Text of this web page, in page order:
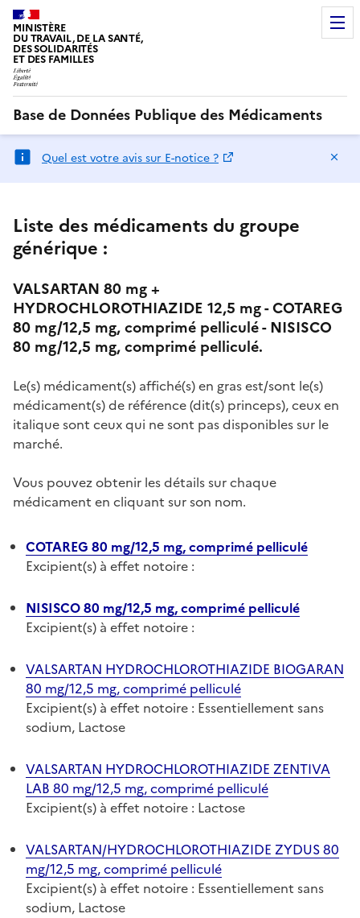
MINISTÈRE
DU TRAVAIL, DE LA SANTÉ,
DES SOLIDARITÉS
ET DES FAMILLES
Base de Données Publique des Médicaments
Quel est votre avis sur E-notice ?
Liste des médicaments du groupe
générique :
VALSARTAN 80 mg +
HYDROCHLOROTHIAZIDE 12,5 mg - COTAREG
80 mg/12,5 mg, comprimé pelliculé - NISISCO
80 mg/12,5 mg, comprimé pelliculé.
Le(s) médicament(s) affiché(s) en gras est/sont le(s)
médicament(s) de référence (dit(s) princeps), ceux en
italique sont ceux qui ne sont pas disponibles sur le
marché.
Vous pouvez obtenir les détails sur chaque
médicament en cliquant sur son nom.
COTAREG 80 mg/12,5 mg, comprimé pelliculé
Excipient(s) à effet notoire :
NISISCO 80 mg/12,5 mg, comprimé pelliculé
Excipient(s) à effet notoire :
VALSARTAN HYDROCHLOROTHIAZIDE BIOGARAN
80 mg/12,5 mg, comprimé pelliculé
Excipient(s) à effet notoire : Essentiellement sans
sodium, Lactose
VALSARTAN HYDROCHLOROTHIAZIDE ZENTIVA
LAB 80 mg/12,5 mg, comprimé pelliculé
Excipient(s) à effet notoire : Lactose
VALSARTAN/HYDROCHLOROTHIAZIDE ZYDUS 80
mg/12,5 mg, comprimé pelliculé
Excipient(s) à effet notoire : Essentiellement sans
sodium, Lactose